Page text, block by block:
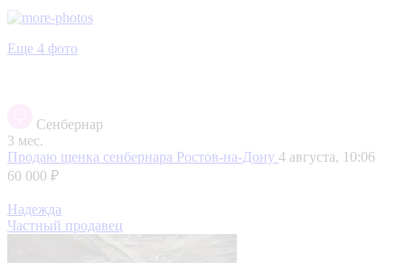
Еще 4 фото
Сенбернар
3 мес.
Продаю щенка сенбернара Ростов-на-Дону 4 августа, 10:06
60 000 ₽
Надежда
Частный продавец